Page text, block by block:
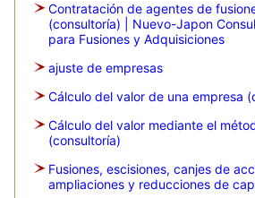
Contratación de agentes de
(consultoría) | Nuevo-Japon
para Fusiones y Adquisiciones
ajuste de empresas
Cálculo del valor de una empresa
Cálculo del valor mediante el
(consultoría)
Fusiones, escisiones, canjes de
ampliaciones y reducciones de